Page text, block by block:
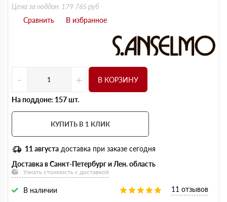
Цена за поддон: 179 765 руб
- + В КОРЗИНУ
На поддоне: 157 шт.
КУПИТЬ В 1 КЛИК
11 августа доставка при заказе сегодня
Доставка в Санкт-Петербург и Лен. область
Узнать стоимость с доставкой
В наличии 11 отзывов